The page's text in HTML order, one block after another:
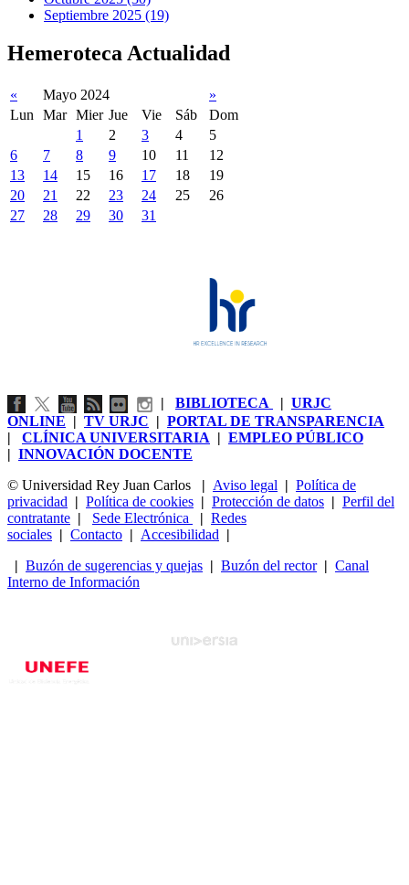
Septiembre 2025 (19)
Hemeroteca Actualidad
« Mayo 2024
»
Lun
Mar Mier Jue Vie Sáb
Dom
1
2 3 4
5
6
7 8 9 10 11
12
13
14 15 16 17 18
19
20
21 22 23 24 25
26
27
28 29 30 31
| BIBLIOTECA | URJC
ONLINE | TV URJC | PORTAL DE TRANSPARENCIA
| CLÍNICA UNIVERSITARIA | EMPLEO PÚBLICO
| INNOVACIÓN DOCENTE
© Universidad Rey Juan Carlos
| Aviso legal | Política de
privacidad | Política de cookies | Protección de datos | Perfil del
contratante | Sede Electrónica | Redes
sociales | Contacto | Accesibilidad |
| Buzón de sugerencias y quejas | Buzón del rector| Canal
Interno de Información